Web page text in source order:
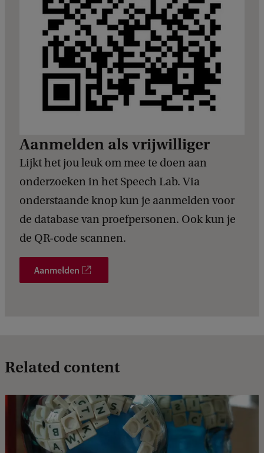
Aanmelden als vrijwilliger
Lijkt het jou leuk om mee te doen aan
onderzoeken in het Speech Lab. Via
onderstaande knop kun je aanmelden voor
de database van proefpersonen. Ook kun je
de QR-code scannen.
Aanmelden
Related content